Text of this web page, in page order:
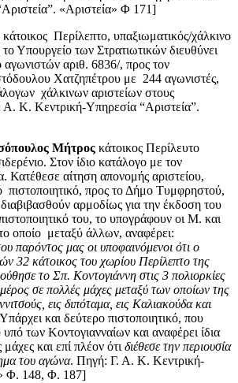
«Αριστεία» Φ 171]
κάτοικος Περίλεπτο, υπαξιωματικός/χάλκινο
Υπουργείο των Στρατιωτικών διευθύνει
αγωνιστών αριθ. 6836/, προς τον
Χατζηπέτρου με 244 αγωνιστές,
χάλκινων αριστείων στους
Α. Κ. Κεντρική-Υπηρεσία “Αριστεία”.
Μήτρος κάτοικος Περίλευτο
Στον ίδιο κατάλογο με τον
αίτηση απονομής αριστείου,
πιστοποιητικό, προς το Δήμο Τυμφρηστού,
αρμοδίως για την έκδοση του
του, το υπογράφουν οι Μ. και
οποίο μεταξύ άλλων, αναφέρει:
παρόντος μας οι υποφαινόμενοι ότι ο
32 κάτοικος του χωρίου Περίλεπτο της
το Σπ. Κοντογιάννη στις 3 πολιορκίες
σε πολλές μάχες μεταξύ των οποίων της
εις διπόταμα, εις Καλιακούδα και
Υπάρχει και δεύτερο πιστοποιητικό, που
των Κοντογιανναίων και αναφέρει ίδια
και επί πλέον ότι διέθεσε την περιουσία
του αγώνα. Πηγή: Γ. Α. Κ. Κεντρική-
Φ. 148, Φ. 187]